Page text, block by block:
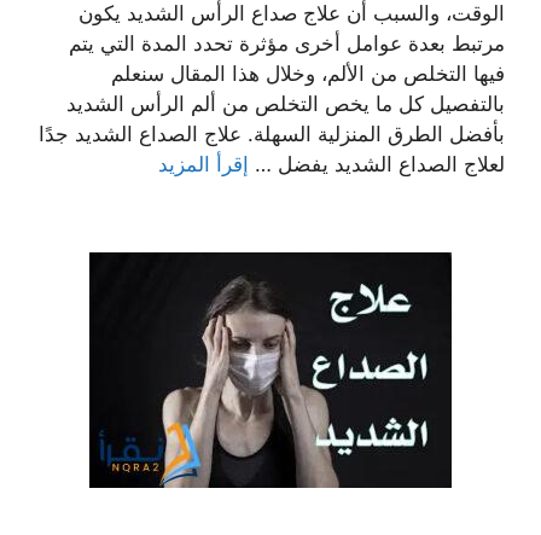
الوقت، والسبب أن علاج صداع الرأس الشديد يكون
مرتبط بعدة عوامل أخرى مؤثرة تحدد المدة التي يتم
فيها التخلص من الألم، وخلال هذا المقال سنعلم
بالتفصيل كل ما يخص التخلص من ألم الرأس الشديد
بأفضل الطرق المنزلية السهلة. علاج الصداع الشديد جدًا
لعلاج الصداع الشديد يفضل … إقرأ المزيد